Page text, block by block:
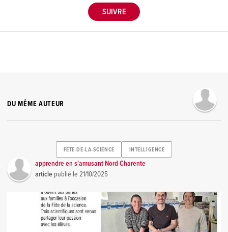
DU MÊME AUTEUR
FETE-DE-LA-SCIENCE INTELLIGENCE
apprendre en s'amusant Nord Charente
article publié le21/10/2025